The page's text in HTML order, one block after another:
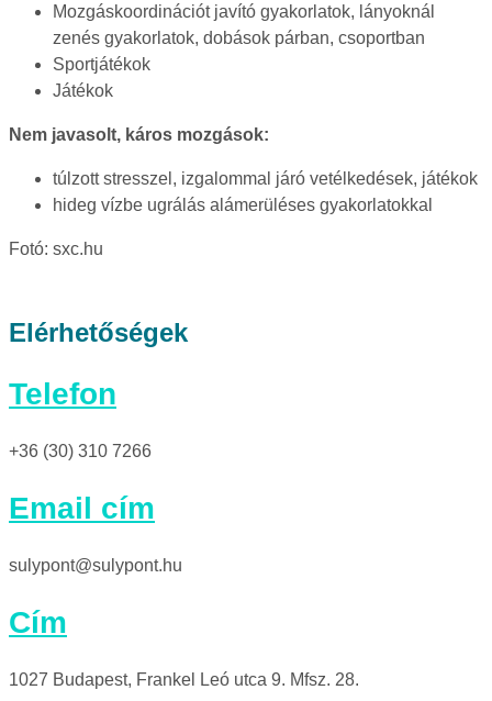
Mozgáskoordinációt javító gyakorlatok, lányoknál
zenés gyakorlatok, dobások párban, csoportban
Sportjátékok
Játékok
Nem javasolt, káros mozgások:
túlzott stresszel, izgalommal járó vetélkedések, játékok
hideg vízbe ugrálás alámerüléses gyakorlatokkal
Fotó: sxc.hu
Elérhetőségek
Telefon
+36 (30) 310 7266
Email cím
sulypont@sulypont.hu
Cím
1027 Budapest, Frankel Leó utca 9. Mfsz. 28.